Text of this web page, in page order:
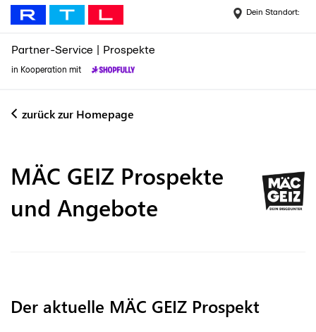
Dein Standort:
Partner-Service Prospekte
in Kooperation mit
zurück zur Homepage
MÄC GEIZ Prospekte
und Angebote
Der aktuelle MÄC GEIZ Prospekt